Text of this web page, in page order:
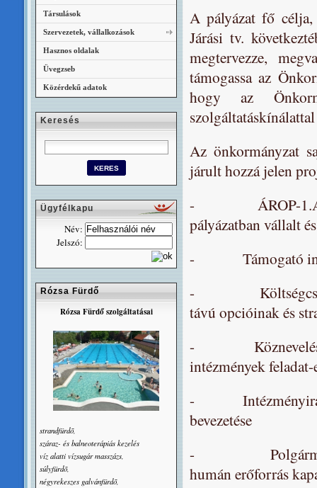
A pályázat fő
Járási tv.
megtervezze,
támogassa az
hogy az
Az önkormányzat
járult hozzá jelen
- ÁROP-1.A.2. A
pályázatban vállalt
- Támogató
-
távú opcióinak és
- Köznevelési-
intézmények
-
bevezetése
- Polgármesteri
humán erőforrás
Társulások
Szervezetek, vállalkozások
Hasznos oldalak
Üvegzseb
Közérdekű adatok
Keresés
Ügyfélkapu
Név:
Jelszó:
Rózsa Fürdő
Rózsa Fürdő szolgáltatásai
strandfürdõ,
száraz- és balneoterápiás kezelés
víz alatti vízsugár masszázs,
súlyfürdõ,
négyrekeszes galvánfürdõ,